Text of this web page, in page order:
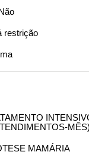
restrição
MÊS)
MAMÁRIA